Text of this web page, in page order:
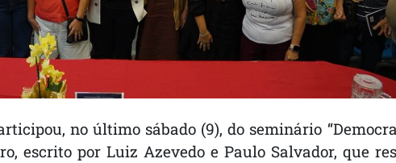
no último sábado (9), do seminário
escrito por Luiz Azevedo e Paulo Salvador, que